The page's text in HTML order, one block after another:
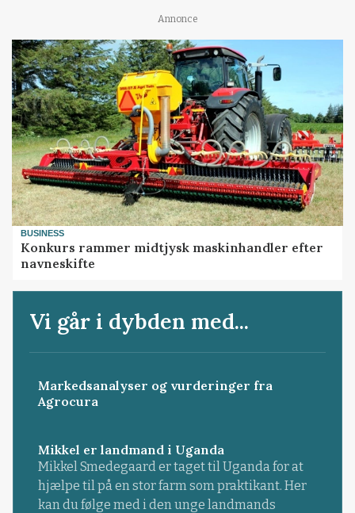
Annonce
BUSINESS
Konkurs rammer midtjysk maskinhandler efter
navneskifte
Vi går i dybden med...
Markedsanalyser og vurderinger fra
Agrocura
Mikkel er landmand i Uganda
Mikkel Smedegaard er taget til Uganda for at
hjælpe til på en stor farm som praktikant. Her
kan du følge med i den unge landmands